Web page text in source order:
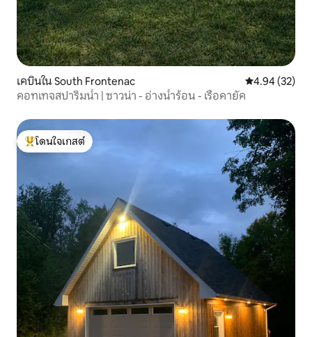
เคบินใน South Frontenac คะแนนเฉลี่ย
4.94 (32)
คอทเทจสปาริมน้ำ | ซาวน่า - อ่างน้ำร้อน - เรือคายัค
โดนใจเกสต์ที่สุด
โดนใจเกสต์